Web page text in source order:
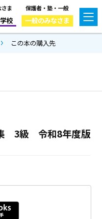
ま
校
保護者・塾・一般
一般のみなさま
この本の購入先
3級 令和8年度版